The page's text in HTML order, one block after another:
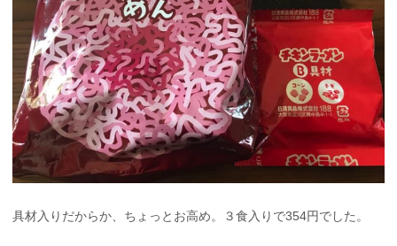
具材入りだからか、ちょっとお高め。３食入りで354円でした。